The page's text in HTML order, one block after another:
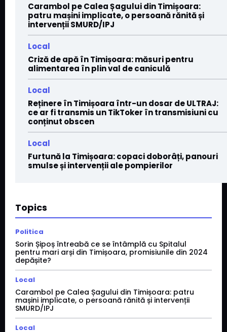
Carambol pe Calea Șagului din Timișoara:
patru mașini implicate, o persoană rănită și
intervenții SMURD/IPJ
Local
Criză de apă în Timișoara: măsuri pentru
alimentarea în plin val de caniculă
Local
Reținere în Timișoara într-un dosar de ULTRAJ:
ce ar fi transmis un TikToker în transmisiuni cu
conținut obscen
Local
Furtună la Timișoara: copaci doborâți, panouri
smulse și intervenții ale pompierilor
Topics
Politica
Sorin Șipoș întreabă ce se întâmplă cu Spitalul
pentru mari arși din Timișoara, promisiunile din 2024
depășite?
Local
Carambol pe Calea Șagului din Timișoara: patru
mașini implicate, o persoană rănită și intervenții
SMURD/IPJ
Local